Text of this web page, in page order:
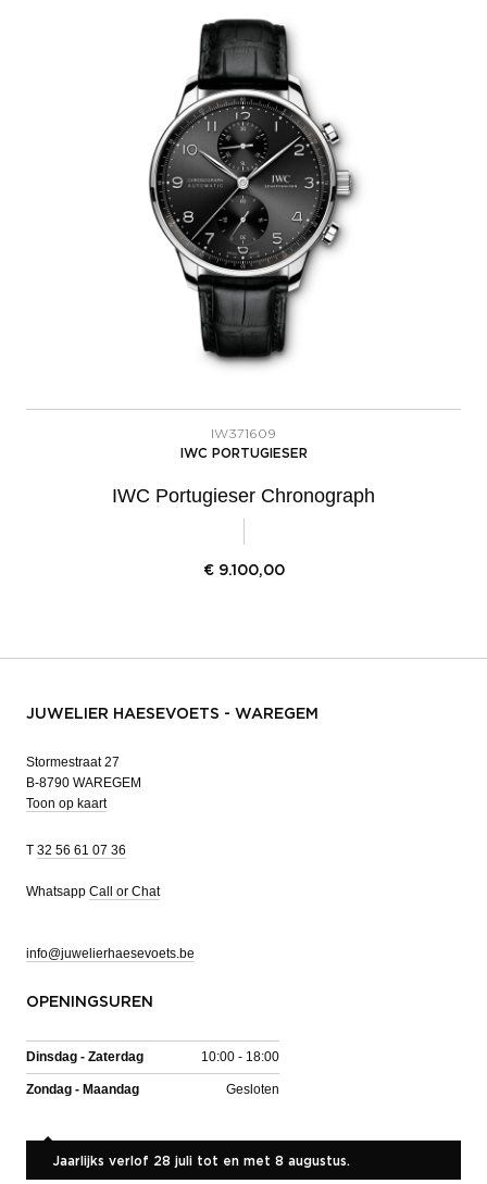
IW371609
IWC PORTUGIESER
IWC Portugieser Chronograph
€ 9.100,00
JUWELIER HAESEVOETS - WAREGEM
Stormestraat 27
B-8790 WAREGEM
Toon op kaart
T 32 56 61 07 36
Whatsapp Call or Chat
info@juwelierhaesevoets.be
OPENINGSUREN
Dinsdag - Zaterdag 10:00 - 18:00
Zondag - Maandag Gesloten
Jaarlijks verlof 28 juli tot en met 8 augustus.